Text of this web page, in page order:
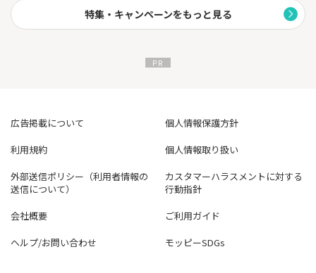
特集・キャンペーンをもっと見る
広告掲載について
個人情報保護方針
利用規約
個人情報取り扱い
外部送信ポリシー（利用者情報の
送信について）
カスタマーハラスメントに対する
行動指針
会社概要
ご利用ガイド
ヘルプ/お問い合わせ
モッピーSDGs